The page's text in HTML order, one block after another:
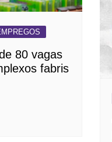
80 vagas
fabris